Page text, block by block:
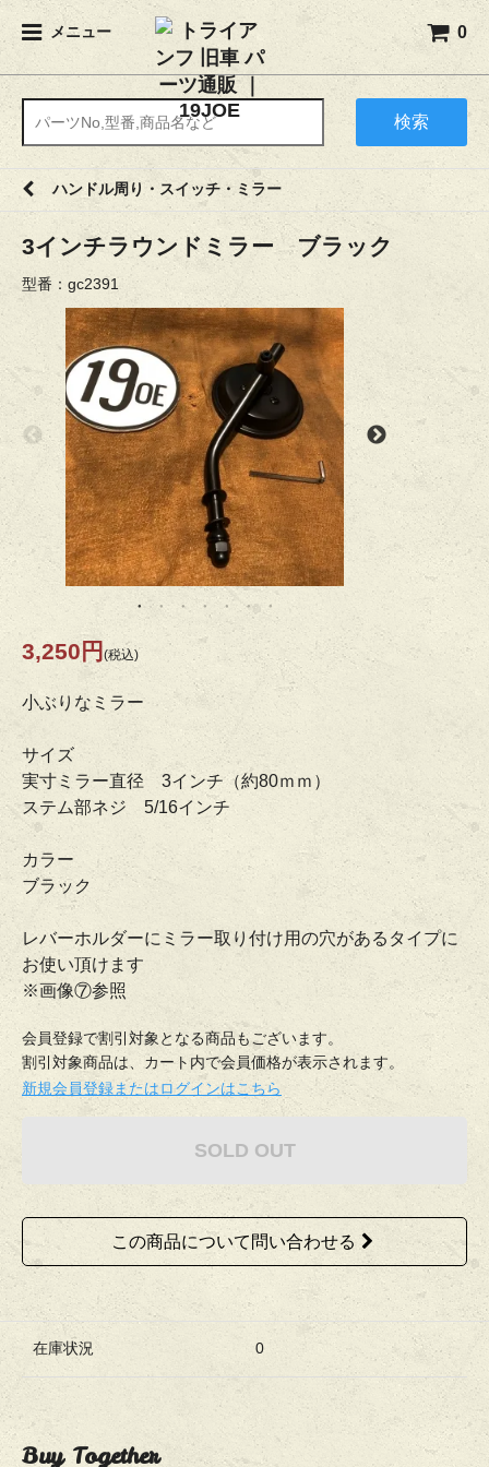
メニュー 0
検索
ハンドル周り・スイッチ・ミラー
3インチラウンドミラー ブラック
型番：gc2391
3,250円 (税込)
小ぶりなミラー
サイズ
実寸ミラー直径 3インチ（約80ｍｍ）
ステム部ネジ 5/16インチ
カラー
ブラック
レバーホルダーにミラー取り付け用の穴があるタイプに
お使い頂けます
※画像⑦参照
会員登録で割引対象となる商品もございます。
割引対象商品は、カート内で会員価格が表示されます。
新規会員登録またはログインはこちら
SOLD OUT
この商品について問い合わせる
在庫状況 0
Buy Together